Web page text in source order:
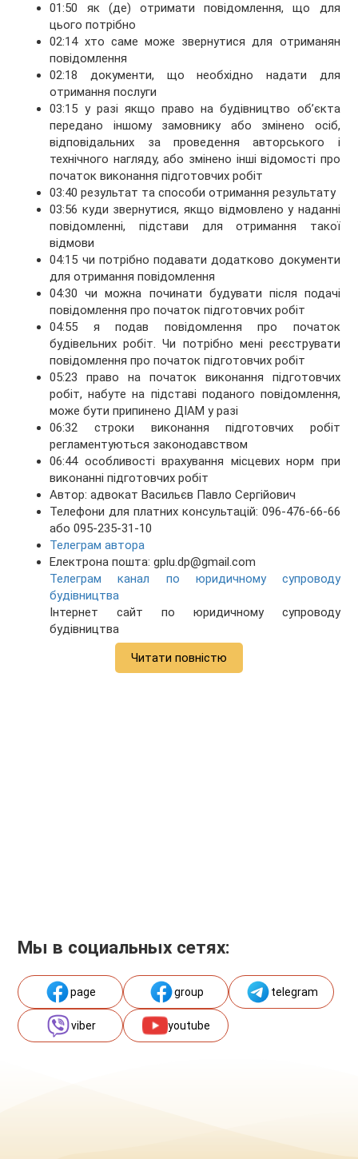
01:50 як (де) отримати повідомлення, що для
цього потрібно
02:14 хто саме може звернутися для отриманян
повідомлення
02:18 документи, що необхідно надати для
отримання послуги
03:15 у разі якщо право на будівництво об’єкта
передано іншому замовнику або змінено осіб,
відповідальних за проведення авторського і
технічного нагляду, або змінено інші відомості про
початок виконання підготовчих робіт
03:40 результат та способи отримання результату
03:56 куди звернутися, якщо відмовлено у наданні
повідомленні, підстави для отримання такої
відмови
04:15 чи потрібно подавати додатково документи
для отримання повідомлення
04:30 чи можна починати будувати після подачі
повідомлення про початок підготовчих робіт
04:55 я подав повідомлення про початок
будівельних робіт. Чи потрібно мені реєструвати
повідомлення про початок підготовчих робіт
05:23 право на початок виконання підготовчих
робіт, набуте на підставі поданого повідомлення,
може бути припинено ДІАМ у разі
06:32 строки виконання підготовчих робіт
регламентуються законодавством
06:44 особливості врахування місцевих норм при
виконанні підготовчих робіт
Автор: адвокат Васильєв Павло Сергійович
Телефони для платних консультацій: 096-476-66-66
або 095-235-31-10
Телеграм автора
Електрона пошта: gplu.dp@gmail.com
Телеграм канал по юридичному супроводу
будівництва
Інтернет сайт по юридичному супроводу
будівництва
Читати повністю
Мы в социальных сетях:
page group telegram
viber youtube